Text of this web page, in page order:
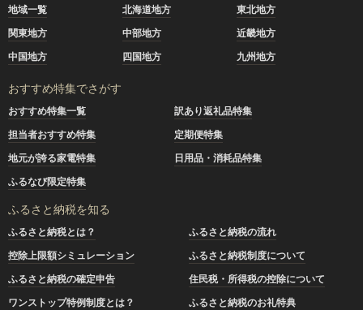
地域一覧 北海道地方
東北地方
関東地方
中部地方
近畿地方
中国地方
四国地方 九州地方
おすすめ特集でさがす
おすすめ特集一覧
訳あり返礼品特集
担当者おすすめ特集
定期便特集
地元が誇る家電特集
日用品・消耗品特集
ふるなび限定特集
ふるさと納税を知る
ふるさと納税とは？
ふるさと納税の流れ
控除上限額シミュレーション
ふるさと納税制度について
ふるさと納税の確定申告
住民税・所得税の控除について
ワンストップ特例制度とは？
ふるさと納税のお礼特典